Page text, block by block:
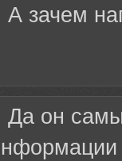
А зачем
Да он